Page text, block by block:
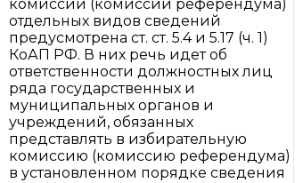
комиссии (комиссии референдума)
отдельных видов сведений
предусмотрена ст. ст. 5.4 и 5.17 (ч. 1)
КоАП РФ. В них речь идет об
ответственности должностных лиц
ряда государственных и
муниципальных органов и
учреждений, обязанных
представлять в избирательную
комиссию (комиссию референдума)
в установленном порядке сведения